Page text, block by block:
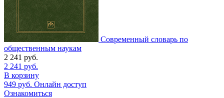
Современный словарь по
общественным наукам
2 241 руб.
2 241 руб.
В корзину
949 руб. Онлайн доступ
Ознакомиться